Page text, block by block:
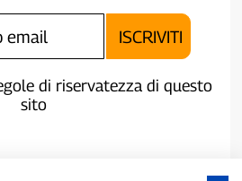
di riservatezza di questo
sito